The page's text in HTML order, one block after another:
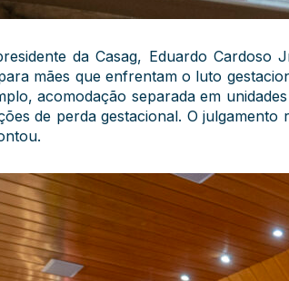
da Casag, Eduardo Cardoso
mães que enfrentam o luto
acomodação separada em
de perda gestacional. O